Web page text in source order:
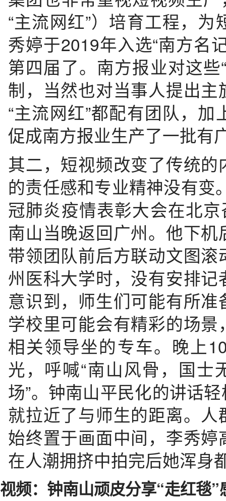
“主流网红”）培育工程，
秀婷于2019年入选“南方名
第四届了。南方报业对这
制，当然也对当事人提出
“主流网红”都配有团队，
促成南方报业生产了一批有
其二，短视频改变了传统
的责任感和专业精神没有变
冠肺炎疫情表彰大会在北
南山当晚返回广州。他下
带领团队前后方联动文图
州医科大学时，没有安排
意识到，师生们可能有所
学校里可能会有精彩的场
相关领导坐的专车。晚上
光，呼喊“南山风骨，国士
场”。钟南山平民化的讲话
就拉近了与师生的距离。
始终置于画面中间，李秀
在人潮拥挤中拍完后她浑身
视频：钟南山顽皮分享“走红毯